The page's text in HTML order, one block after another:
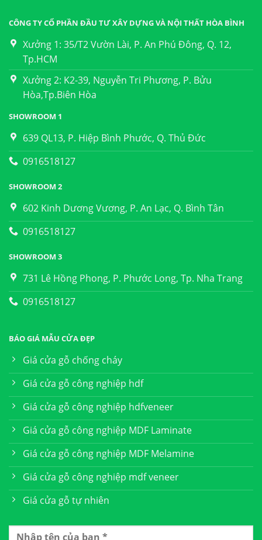
CÔNG TY CỔ PHẦN ĐẦU TƯ XÂY DỰNG VÀ NỘI THẤT HÒA BÌNH
Xưởng 1: 35/T2 Vườn Lài, P. An Phú Đông, Q. 12,
Tp.HCM
Xưởng 2: K2-39, Nguyễn Tri Phương, P. Bửu
Hòa,Tp.Biên Hòa
SHOWROOM 1
639 QL13, P. Hiệp Bình Phước, Q. Thủ Đức
0916518127
SHOWROOM 2
602 Kinh Dương Vương, P. An Lạc, Q. Bình Tân
0916518127
SHOWROOM 3
731 Lê Hồng Phong, P. Phước Long, Tp. Nha Trang
0916518127
BÁO GIÁ MẪU CỬA ĐẸP
Giá cửa gỗ chống cháy
Giá cửa gỗ công nghiệp hdf
Giá cửa gỗ công nghiệp hdfveneer
Giá cửa gỗ công nghiệp MDF Laminate
Giá cửa gỗ công nghiệp MDF Melamine
Giá cửa gỗ công nghiệp mdf veneer
Giá cửa gỗ tự nhiên